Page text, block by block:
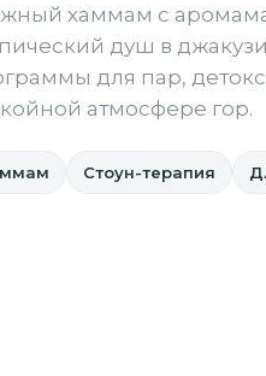
хаммам с
душ в
для пар,
атмосфере гор.
Стоун-терапия